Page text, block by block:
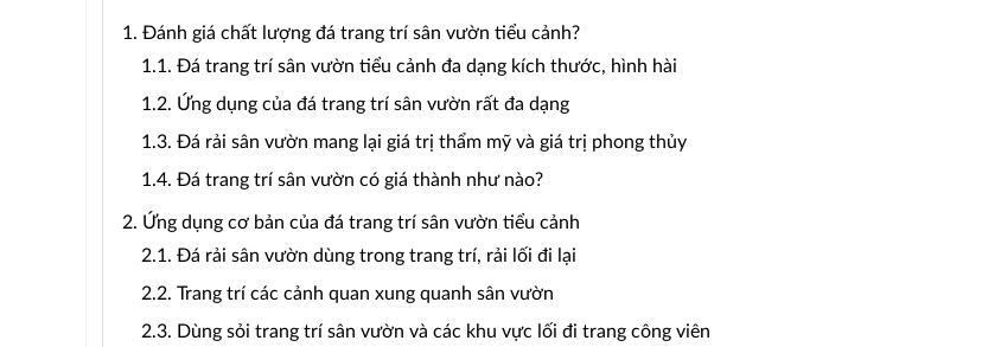
1. Đánh giá chất lượng đá trang trí sân vườn tiểu cảnh?
1.1. Đá trang trí sân vườn tiểu cảnh đa dạng kích thước, hình hài
1.2. Ứng dụng của đá trang trí sân vườn rất đa dạng
1.3. Đá rải sân vườn mang lại giá trị thẩm mỹ và giá trị phong thủy
1.4. Đá trang trí sân vườn có giá thành như nào?
2. Ứng dụng cơ bản của đá trang trí sân vườn tiểu cảnh
2.1. Đá rải sân vườn dùng trong trang trí, rải lối đi lại
2.2. Trang trí các cảnh quan xung quanh sân vườn
2.3. Dùng sỏi trang trí sân vườn và các khu vực lối đi trang công viên